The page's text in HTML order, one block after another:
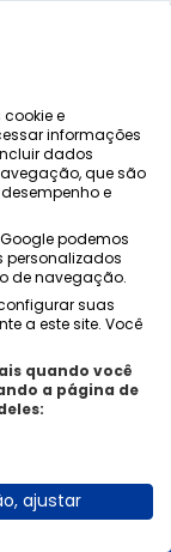
de
imprimir
tanto
para que
mostrar o seu
de
com a
para
e
informações
dados
que são
e
podemos
personalizados
de navegação.
suas
a este site. Você
quando você
a página de
ajustar